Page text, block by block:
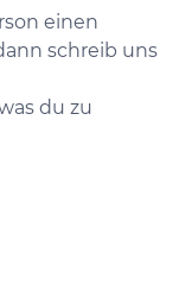
einen
schreib uns
du zu